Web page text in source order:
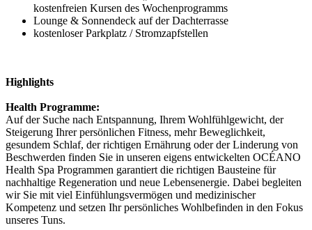
kostenfreien Kursen des Wochenprogramms
Lounge & Sonnendeck auf der Dachterrasse
kostenloser Parkplatz / Stromzapfstellen
Highlights
Health Programme:
Auf der Suche nach Entspannung, Ihrem Wohlfühlgewicht, der
Steigerung Ihrer persönlichen Fitness, mehr Beweglichkeit,
gesundem Schlaf, der richtigen Ernährung oder der Linderung von
Beschwerden finden Sie in unseren eigens entwickelten OCÉANO
Health Spa Programmen garantiert die richtigen Bausteine für
nachhaltige Regeneration und neue Lebensenergie. Dabei begleiten
wir Sie mit viel Einfühlungsvermögen und medizinischer
Kompetenz und setzen Ihr persönliches Wohlbefinden in den Fokus
unseres Tuns.